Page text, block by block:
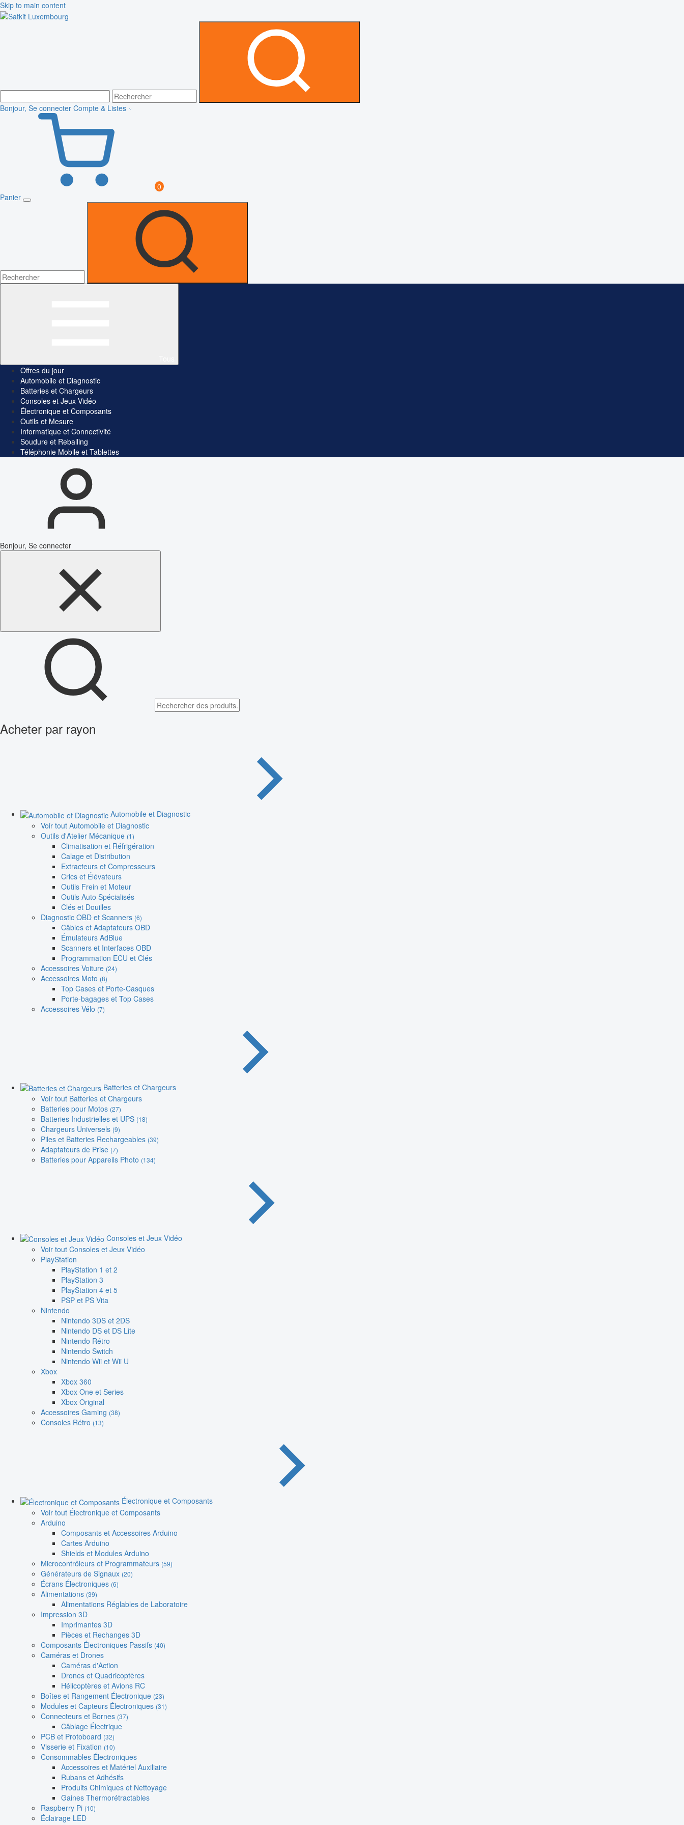
Skip to main content
Bonjour, Se connecter Compte & Listes
0
Panier
Offres du jour
Automobile et Diagnostic
Batteries et Chargeurs
Consoles et Jeux Vidéo
Électronique et Composants
Outils et Mesure
Informatique et Connectivité
Soudure et Reballing
Téléphonie Mobile et Tablettes
Bonjour, Se connecter
Acheter par rayon
Automobile et Diagnostic
Voir tout Automobile et Diagnostic
Outils d'Atelier Mécanique (1)
Climatisation et Réfrigération
Calage et Distribution
Extracteurs et Compresseurs
Crics et Élévateurs
Outils Frein et Moteur
Outils Auto Spécialisés
Clés et Douilles
Diagnostic OBD et Scanners (6)
Câbles et Adaptateurs OBD
Émulateurs AdBlue
Scanners et Interfaces OBD
Programmation ECU et Clés
Accessoires Voiture (24)
Accessoires Moto (8)
Top Cases et Porte-Casques
Porte-bagages et Top Cases
Accessoires Vélo (7)
Batteries et Chargeurs
Voir tout Batteries et Chargeurs
Batteries pour Motos (27)
Batteries Industrielles et UPS (18)
Chargeurs Universels (9)
Piles et Batteries Rechargeables (39)
Adaptateurs de Prise (7)
Batteries pour Appareils Photo (134)
Consoles et Jeux Vidéo
Voir tout Consoles et Jeux Vidéo
PlayStation
PlayStation 1 et 2
PlayStation 3
PlayStation 4 et 5
PSP et PS Vita
Nintendo
Nintendo 3DS et 2DS
Nintendo DS et DS Lite
Nintendo Rétro
Nintendo Switch
Nintendo Wii et Wii U
Xbox
Xbox 360
Xbox One et Series
Xbox Original
Accessoires Gaming (38)
Consoles Rétro (13)
Électronique et Composants
Voir tout Électronique et Composants
Arduino
Composants et Accessoires Arduino
Cartes Arduino
Shields et Modules Arduino
Microcontrôleurs et Programmateurs (59)
Générateurs de Signaux (20)
Écrans Électroniques (6)
Alimentations (39)
Alimentations Réglables de Laboratoire
Impression 3D
Imprimantes 3D
Pièces et Rechanges 3D
Composants Électroniques Passifs (40)
Caméras et Drones
Caméras d'Action
Drones et Quadricoptères
Hélicoptères et Avions RC
Boîtes et Rangement Électronique (23)
Modules et Capteurs Électroniques (31)
Connecteurs et Bornes (37)
Câblage Électrique
PCB et Protoboard (32)
Visserie et Fixation (10)
Consommables Électroniques
Accessoires et Matériel Auxiliaire
Rubans et Adhésifs
Produits Chimiques et Nettoyage
Gaines Thermorétractables
Raspberry Pi (10)
Éclairage LED